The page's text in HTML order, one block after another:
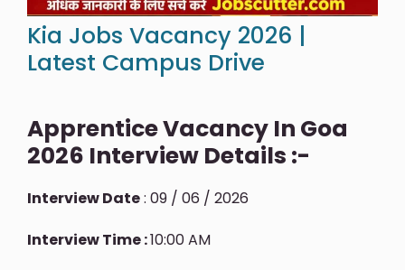
Kia Jobs Vacancy 2026 |
Latest Campus Drive
Apprentice Vacancy In Goa
2026 Interview Details :-
Interview Date: 09 / 06 / 2026
Interview Time :10:00 AM